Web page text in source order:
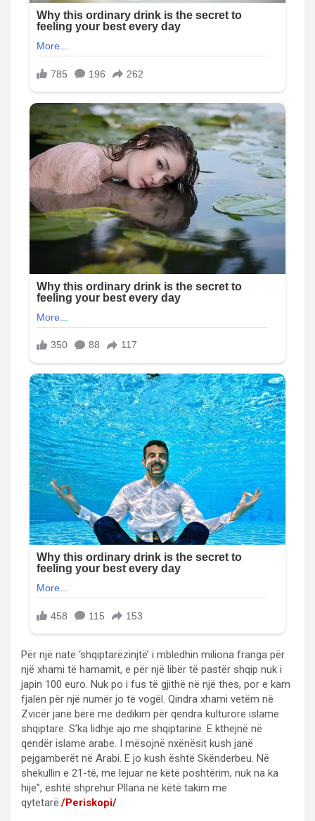
Për një natë ‘shqiptarëzinjtë’ i mbledhin miliona franga për
një xhami të hamamit, e për një libër të pastër shqip nuk i
japin 100 euro. Nuk po i fus të gjithë në një thes, por e kam
fjalën për një numër jo të vogël. Qindra xhami vetëm në
Zvicër janë bërë me dedikim për qendra kulturore islame
shqiptare. S’ka lidhje ajo me shqiptarinë. E kthejnë në
qendër islame arabe. I mësojnë nxënësit kush janë
pejgamberët në Arabi. E jo kush është Skënderbeu. Në
shekullin e 21-të, me lejuar ne këtë poshtërim, nuk na ka
hije”, është shprehur Pllana në këtë takim me
qytetarë./Periskopi/